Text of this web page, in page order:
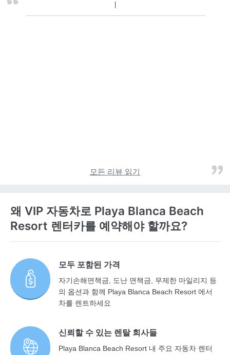
모든 리뷰 읽기
왜 VIP 자동차로 Playa Blanca Beach
Resort 렌터카를 예약해야 할까요?
모두 포함된 가격
자기손해면책금, 도난 면책금, 무제한 마일리지 등
의 옵션과 함께 Playa Blanca Beach Resort 에서
차를 렌트하세요
신뢰할 수 있는 렌탈 회사들
Playa Blanca Beach Resort 내 주요 자동차 렌터